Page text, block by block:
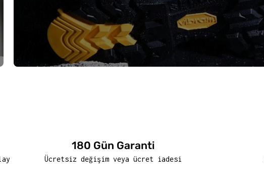
180 Gün Garanti
Ücretsiz değişim veya ücret iadesi